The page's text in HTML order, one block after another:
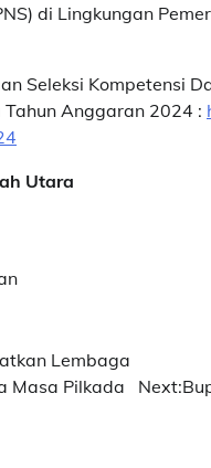
di Lingkungan
Seleksi Kompetensi
Anggaran 2024 :
Utara
Lembaga
Masa Pilkada
Next: